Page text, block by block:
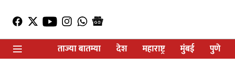
ताज्या बातम्या
देश महाराष्ट्र मुंबई पुणे